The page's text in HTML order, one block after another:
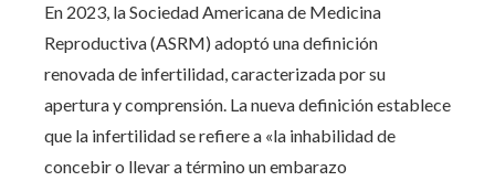
En 2023, la Sociedad Americana de Medicina
Reproductiva (ASRM) adoptó una definición
renovada de infertilidad, caracterizada por su
apertura y comprensión. La nueva definición establece
que la infertilidad se refiere a «la inhabilidad de
concebir o llevar a término un embarazo